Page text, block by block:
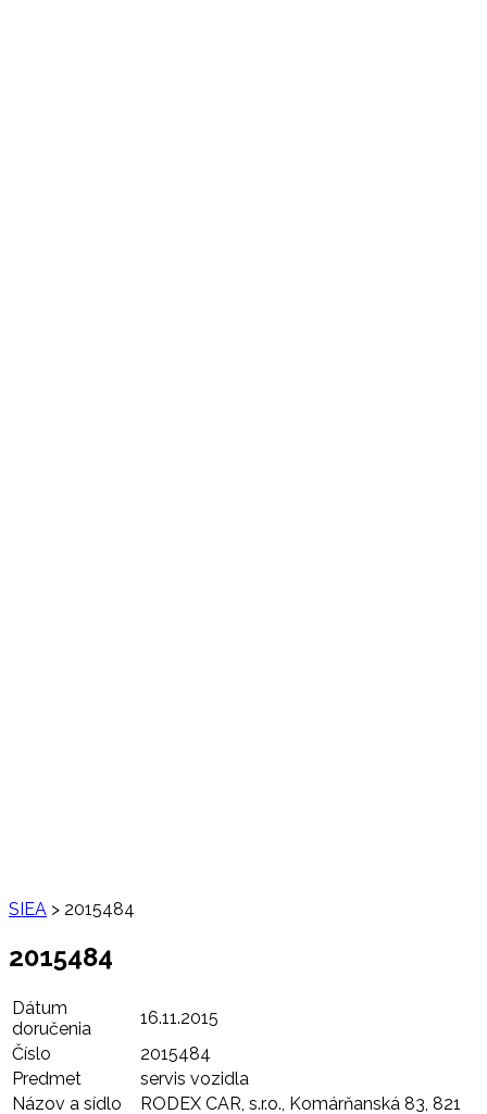
SIEA > 2015484
2015484
Dátum
doručenia
16.11.2015
Číslo
2015484
Predmet
servis vozidla
Názov a sídlo
RODEX CAR, s.r.o., Komárňanská 83, 821